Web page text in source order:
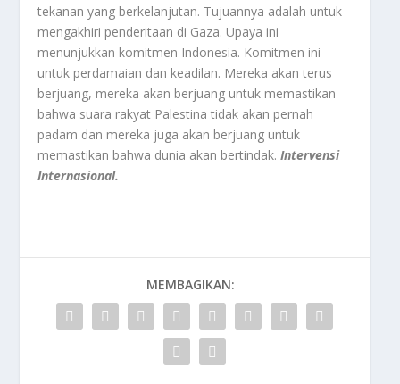
tekanan yang berkelanjutan. Tujuannya adalah untuk
mengakhiri penderitaan di Gaza. Upaya ini
menunjukkan komitmen Indonesia. Komitmen ini
untuk perdamaian dan keadilan. Mereka akan terus
berjuang, mereka akan berjuang untuk memastikan
bahwa suara rakyat Palestina tidak akan pernah
padam dan mereka juga akan berjuang untuk
memastikan bahwa dunia akan bertindak.Intervensi
Internasional.
MEMBAGIKAN: